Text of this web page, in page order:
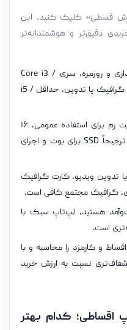
قسطی» کلیک کنید، این
دقیق‌تر و هوشمندانه‌تر
برای کارهای اداری و روزمره، سری Core i3 /
Ryzen 3 کافی است؛ برای مهندسی، گرافیک یا تدوین، حداقل i5 /
حداقل ۸ گیگابایت رم برای استفاده عمومی، ۱۶
گیگابایت برای کارهای سنگین‌تر؛ ترجیحاً SSD برای بوت و اجرای
یا تدوین ویدیو، کارت گرافیک
گرافیک مجتمع کافی است.
هستید، لپ‌تاپ سبک با
است.
و کارمزد را محاسبه و با
نسبت به ارزش خرید
اقساطی؛ کدام بهتر